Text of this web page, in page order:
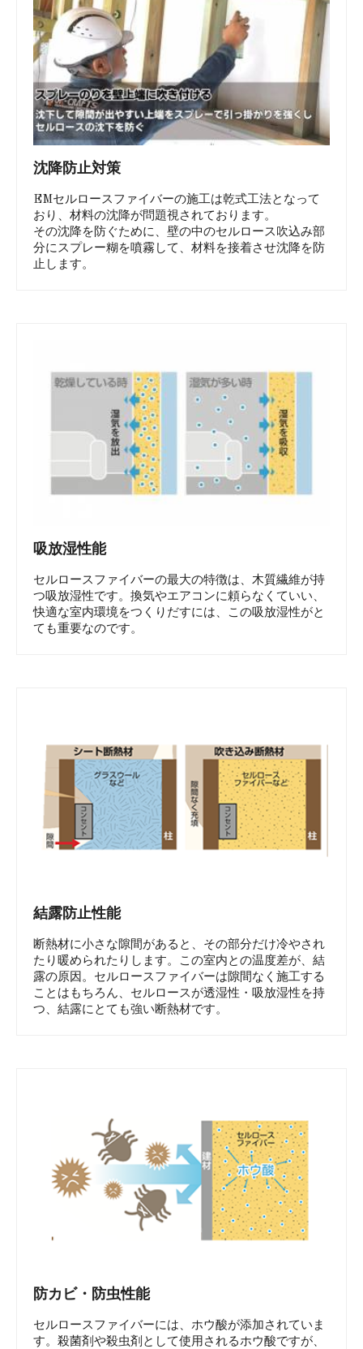
沈降防止対策
EMセルロースファイバーの施工は乾式工法となって
おり、材料の沈降が問題視されております。
その沈降を防ぐために、壁の中のセルロース吹込み部
分にスプレー糊を噴霧して、材料を接着させ沈降を防
止します。
吸放湿性能
セルロースファイバーの最大の特徴は、木質繊維が持
つ吸放湿性です。換気やエアコンに頼らなくていい、
快適な室内環境をつくりだすには、この吸放湿性がと
ても重要なのです。
結露防止性能
断熱材に小さな隙間があると、その部分だけ冷やされ
たり暖められたりします。この室内との温度差が、結
露の原因。セルロースファイバーは隙間なく施工する
ことはもちろん、セルロースが透湿性・吸放湿性を持
つ、結露にとても強い断熱材です。
防カビ・防虫性能
セルロースファイバーには、ホウ酸が添加されていま
す。殺菌剤や殺虫剤として使用されるホウ酸ですが、